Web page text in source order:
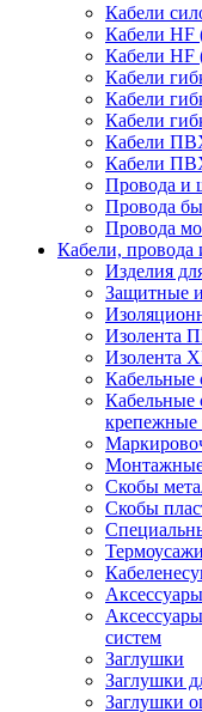
Кабели
Кабели HF
Кабели HF
Кабели
Кабели
Кабели
Кабели
Кабели
Провода и
Провода
Провода
Кабели, провода
Изделия
Защитные
Изолента
Изолента
Кабельные
Кабельные
Скобы
Скобы
систем
Заглушки
Заглушки
Заглушки